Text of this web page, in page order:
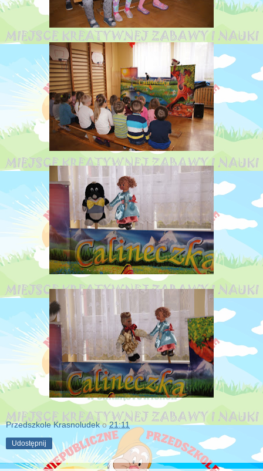
Przedszkole Krasnoludek o21:11
Udostępnij